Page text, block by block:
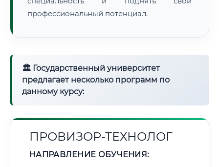
профессиональный потенциал.
🏛 Государственный университет
предлагает несколько программ по
данному курсу:
ПРОВИЗОР-ТЕХНОЛОГ
НАПРАВЛЕНИЕ ОБУЧЕНИЯ: